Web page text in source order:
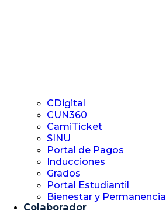
CDigital
CUN360
CamiTicket
SINU
Portal de Pagos
Inducciones
Grados
Portal Estudiantil
Bienestar y Permanencia
Colaborador